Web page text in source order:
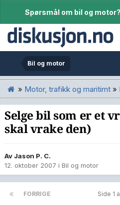
Spørsmål om bil og
Bil og motor
» Motor, trafikk og maritimt »
Selge bil som er et
skal vrake den)
Av Jason P. C.
12. oktober 2007 i Bil og motor
FORRIGE Side 1